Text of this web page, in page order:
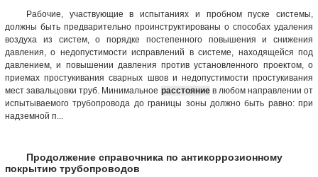
Рабочие, участвующие в испытаниях и пробном пуске системы,
должны быть предварительно проинструктированы о способах удаления
воздуха из систем, о порядке постепенного повышения и снижения
давления, о недопустимости исправлений в системе, находящейся под
давлением, и повышении давления против установленного проектом, о
приемах простукивания сварных швов и недопустимости простукивания
мест завальцовки труб. Минимальное расстояниев любом направлении от
испытываемого трубопровода до границы зоны должно быть равно: при
надземной п...
Продолжение справочника по антикоррозионному
покрытию трубопроводов